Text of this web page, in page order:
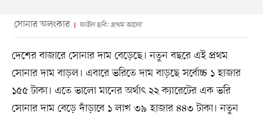
সোনার অলংকার ফাইল ছবি: প্রথম আলো
দেশের বাজারে সোনার দাম বেড়েছে। নতুন বছরে এই প্রথম
সোনার দাম বাড়ল। এবারে ভরিতে দাম বাড়ছে সর্বোচ্চ ১ হাজার
১৫৫ টাকা। এতে ভালো মানের অর্থাৎ ২২ ক্যারেটের এক ভরি
সোনার দাম বেড়ে দাঁড়াবে ১ লাখ ৩৯ হাজার ৪৪৩ টাকা। নতুন